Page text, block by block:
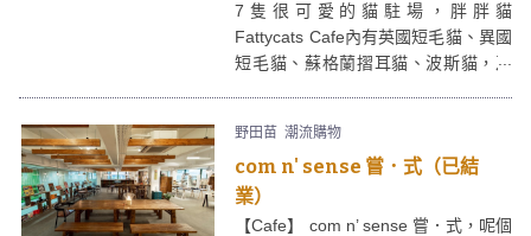
7隻很可愛的貓駐場，胖胖貓
Fattycats Cafe內有英國短毛貓、異國
短毛貓、蘇格蘭摺耳貓、波斯貓，及
奴婢，而貓就是主子，各位貓奴識做
啦﹗
野田苗 潮流購物
com n' sense 嘗．式（已結
業）
【Cafe】 com n’ sense 嘗．式，呢個